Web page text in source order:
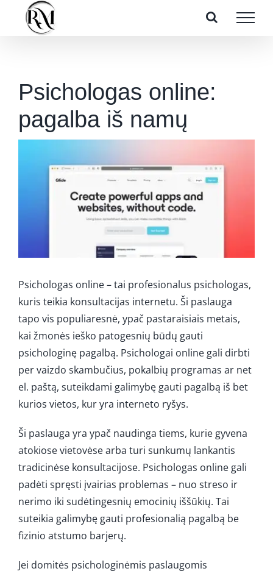
Psichologas online:
pagalba iš namų
Psichologas online – tai profesionalus psichologas,
kuris teikia konsultacijas internetu. Ši paslauga
tapo vis populiaresnė, ypač pastaraisiais metais,
kai žmonės ieško patogesnių būdų gauti
psichologinę pagalbą. Psichologai online gali dirbti
per vaizdo skambučius, pokalbių programas ar net
el. paštą, suteikdami galimybę gauti pagalbą iš bet
kurios vietos, kur yra interneto ryšys.
Ši paslauga yra ypač naudinga tiems, kurie gyvena
atokiose vietovėse arba turi sunkumų lankantis
tradicinėse konsultacijose. Psichologas online gali
padėti spręsti įvairias problemas – nuo streso ir
nerimo iki sudėtingesnių emocinių iššūkių. Tai
suteikia galimybę gauti profesionalią pagalbą be
fizinio atstumo barjerų.
Jei domitės psichologinėmis paslaugomis